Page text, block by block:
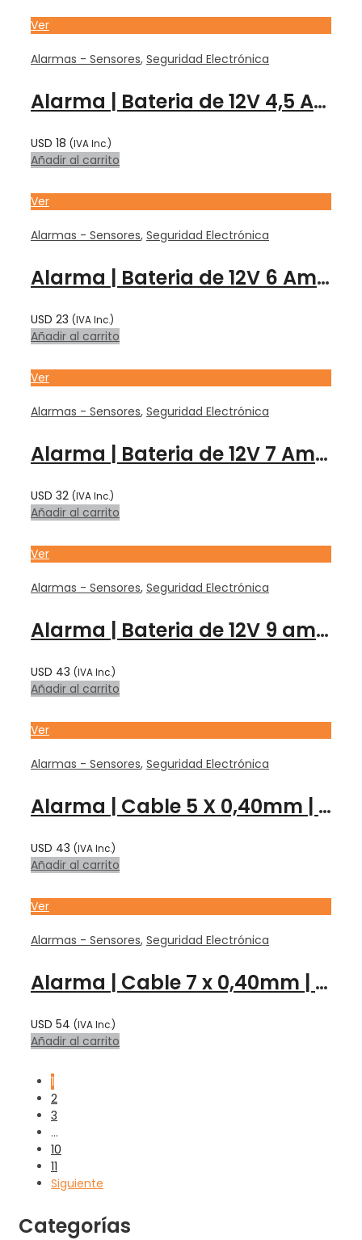
Ver
Alarmas - Sensores, Seguridad Electrónica
Alarma | Bateria de 12V 4,5 Amp – F1 – XB 12SEG – INTELBRAS
USD 18 (IVA Inc.)
Añadir al carrito
Ver
Alarmas - Sensores, Seguridad Electrónica
Alarma | Bateria de 12V 6 Amp – F1 – XB 12AL – INTELBRAS
USD 23 (IVA Inc.)
Añadir al carrito
Ver
Alarmas - Sensores, Seguridad Electrónica
Alarma | Bateria de 12V 7 Amp – F1 – Kaise
USD 32 (IVA Inc.)
Añadir al carrito
Ver
Alarmas - Sensores, Seguridad Electrónica
Alarma | Bateria de 12V 9 amp – F2 – Kaise
USD 43 (IVA Inc.)
Añadir al carrito
Ver
Alarmas - Sensores, Seguridad Electrónica
Alarma | Cable 5 X 0,40mm | Blanco | 100 Mts | CON00010
USD 43 (IVA Inc.)
Añadir al carrito
Ver
Alarmas - Sensores, Seguridad Electrónica
Alarma | Cable 7 x 0,40mm | Blanco | 100% COBRE | 100 Mts | – CONDUTTI
USD 54 (IVA Inc.)
Añadir al carrito
1
2
3
…
10
11
Siguiente
Categorías